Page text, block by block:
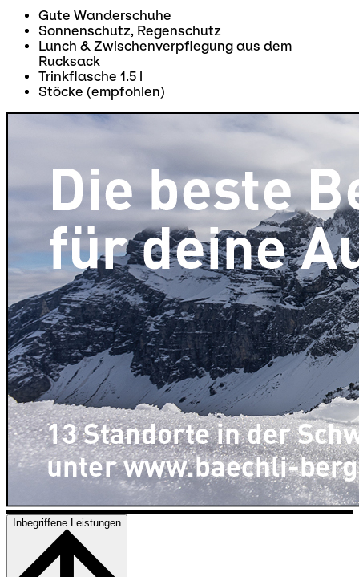
Gute Wanderschuhe
Sonnenschutz, Regenschutz
Lunch & Zwischenverpflegung aus dem
Rucksack
Trinkflasche 1.5 l
Stöcke (empfohlen)
Inbegriffene Leistungen